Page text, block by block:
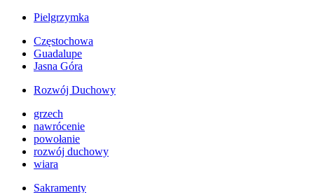
Pielgrzymka
Częstochowa
Guadalupe
Jasna Góra
Rozwój Duchowy
grzech
nawrócenie
powołanie
rozwój duchowy
wiara
Sakramenty